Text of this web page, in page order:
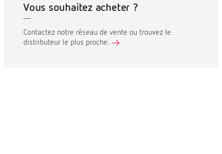
Vous souhaitez acheter ?
Contactez notre réseau de vente ou trouvez le
distributeur le plus proche.